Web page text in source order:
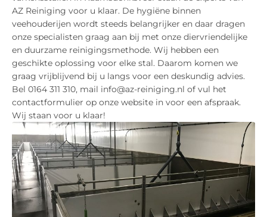
AZ Reiniging voor u klaar. De hygiëne binnen
veehouderijen wordt steeds belangrijker en daar dragen
onze specialisten graag aan bij met onze diervriendelijke
en duurzame reinigingsmethode. Wij hebben een
geschikte oplossing voor elke stal. Daarom komen we
graag vrijblijvend bij u langs voor een deskundig advies.
Bel 0164 311 310, mail info@az-reiniging.nl of vul het
contactformulier op onze website in voor een afspraak.
Wij staan voor u klaar!